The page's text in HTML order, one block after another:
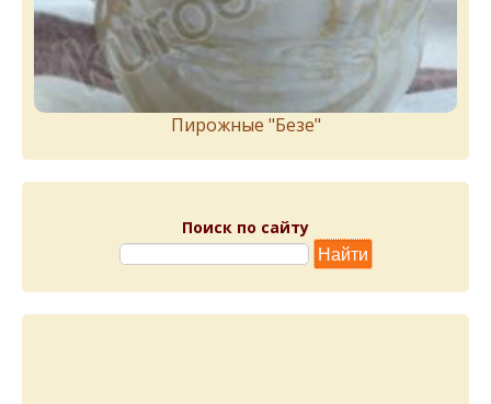
Пирожныe "Бeзe"
Поиск по сайту